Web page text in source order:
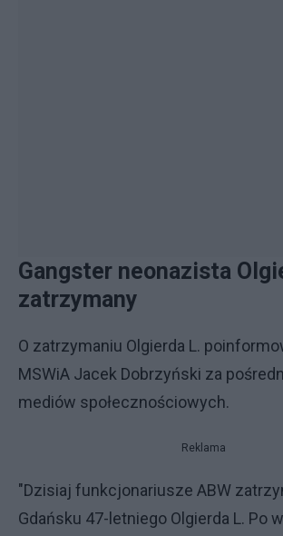
Gangster neonazista
zatrzymany
O zatrzymaniu Olgierda L.
MSWiA Jacek Dobrzyński za
mediów społecznościowych.
Reklama
"Dzisiaj funkcjonariusze ABW
Gdańsku 47-letniego Olgierda L. Po